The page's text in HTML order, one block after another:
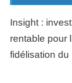
Insight :
rentable pour
fidélisation du